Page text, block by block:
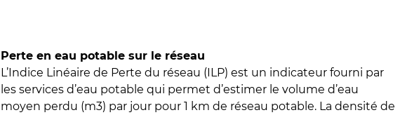
Perte en eau potable sur le réseau
L’Indice Linéaire de Perte du réseau (ILP) est un indicateur fourni par
les services d’eau potable qui permet d’estimer le volume d’eau
moyen perdu (m3) par jour pour 1 km de réseau potable. La densité de